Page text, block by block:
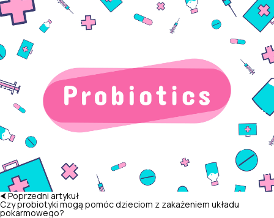
⮜ Poprzedni artykuł
Czy probiotyki mogą pomóc dzieciom z zakażeniem układu
pokarmowego?